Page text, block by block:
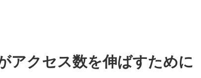
アクセス数を伸ばすために